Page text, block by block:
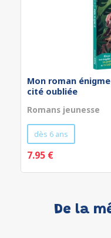
Mon roman
cité oubliée
Romans jeunesse
dès 6 ans
7.95 €
De la